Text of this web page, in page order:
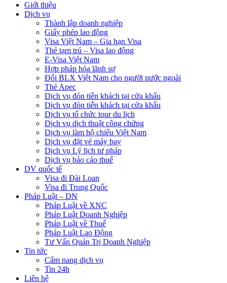
Giới thiệu
Dịch vụ
Thành lập doanh nghiệp
Giấy phép lao động
Visa Việt Nam – Gia hạn Visa
Thẻ tạm trú – Visa lao động
E-Visa Việt Nam
Hợp pháp hóa lãnh sự
Đổi BLX Việt Nam cho người nước ngoài
Thẻ Apec
Dịch vụ đón tiễn khách tại cửa khẩu
Dịch vụ đón tiễn khách tại cửa khẩu
Dịch vụ tổ chức tour du lịch
Dịch vụ dịch thuật công chứng
Dịch vụ làm hộ chiếu Việt Nam
Dịch vụ đặt vé máy bay
Dịch vụ Lý lịch tư pháp
Dịch vụ báo cáo thuế
DV quốc tế
Visa đi Đài Loan
Visa đi Trung Quốc
Pháp Luật – DN
Pháp Luật về XNC
Pháp Luật Doanh Nghiệp
Pháp Luật về Thuế
Pháp Luật Lao Động
Tư Vấn Quản Trị Doanh Nghiệp
Tin tức
Cẩm nang dịch vụ
Tin 24h
Liên hệ